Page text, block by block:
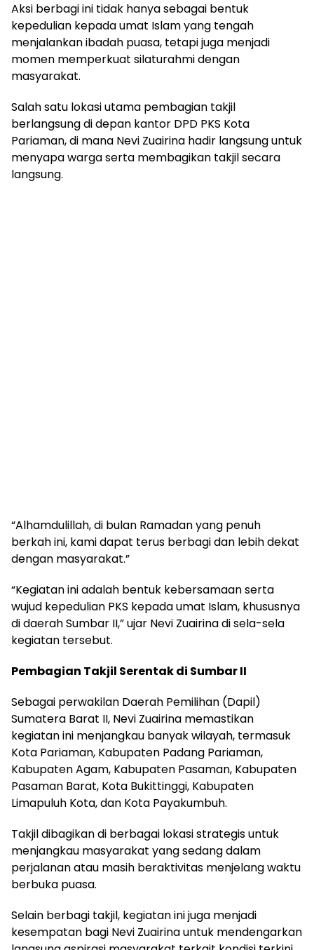
Aksi berbagi ini tidak hanya sebagai bentuk
kepedulian kepada umat Islam yang tengah
menjalankan ibadah puasa, tetapi juga menjadi
momen memperkuat silaturahmi dengan
masyarakat.
Salah satu lokasi utama pembagian takjil
berlangsung di depan kantor DPD PKS Kota
Pariaman, di mana Nevi Zuairina hadir langsung untuk
menyapa warga serta membagikan takjil secara
langsung.
“Alhamdulillah, di bulan Ramadan yang penuh
berkah ini, kami dapat terus berbagi dan lebih dekat
dengan masyarakat.”
“Kegiatan ini adalah bentuk kebersamaan serta
wujud kepedulian PKS kepada umat Islam, khususnya
di daerah Sumbar II,” ujar Nevi Zuairina di sela-sela
kegiatan tersebut.
Pembagian Takjil Serentak di Sumbar II
Sebagai perwakilan Daerah Pemilihan (Dapil)
Sumatera Barat II, Nevi Zuairina memastikan
kegiatan ini menjangkau banyak wilayah, termasuk
Kota Pariaman, Kabupaten Padang Pariaman,
Kabupaten Agam, Kabupaten Pasaman, Kabupaten
Pasaman Barat, Kota Bukittinggi, Kabupaten
Limapuluh Kota, dan Kota Payakumbuh.
Takjil dibagikan di berbagai lokasi strategis untuk
menjangkau masyarakat yang sedang dalam
perjalanan atau masih beraktivitas menjelang waktu
berbuka puasa.
Selain berbagi takjil, kegiatan ini juga menjadi
kesempatan bagi Nevi Zuairina untuk mendengarkan